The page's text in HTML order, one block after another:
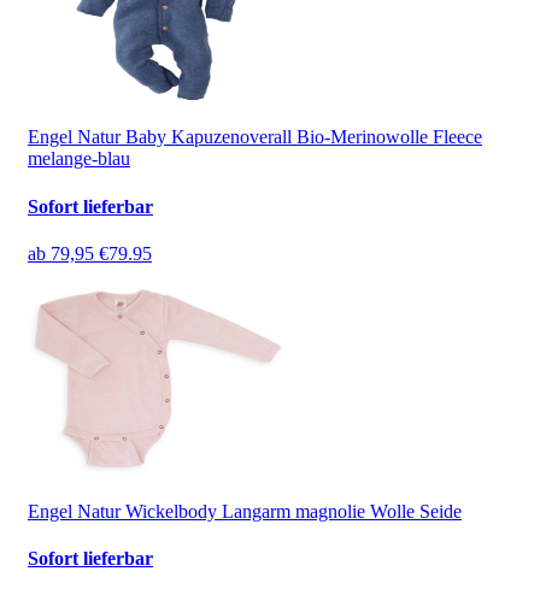
Engel Natur Baby Kapuzenoverall Bio-Merinowolle Fleece
melange-blau
Sofort lieferbar
ab 79,95 €79.95
Engel Natur Wickelbody Langarm magnolie Wolle Seide
Sofort lieferbar